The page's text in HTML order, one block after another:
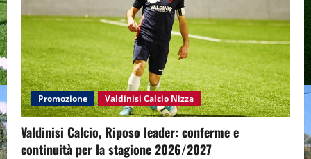
Promozione Valdinisi Calcio Nizza
Valdinisi Calcio, Riposo leader: conferme e
continuità per la stagione 2026/2027